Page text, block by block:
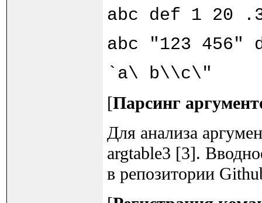
abc def 1
abc "123
`a\ b\\c\"
[Парсинг
Для анализа
argtable3 [3].
в репозитории